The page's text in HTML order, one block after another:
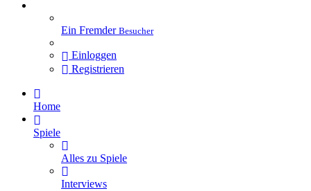
Ein Fremder Besucher
Einloggen
Registrieren
Home
Spiele
Alles zu Spiele
Interviews